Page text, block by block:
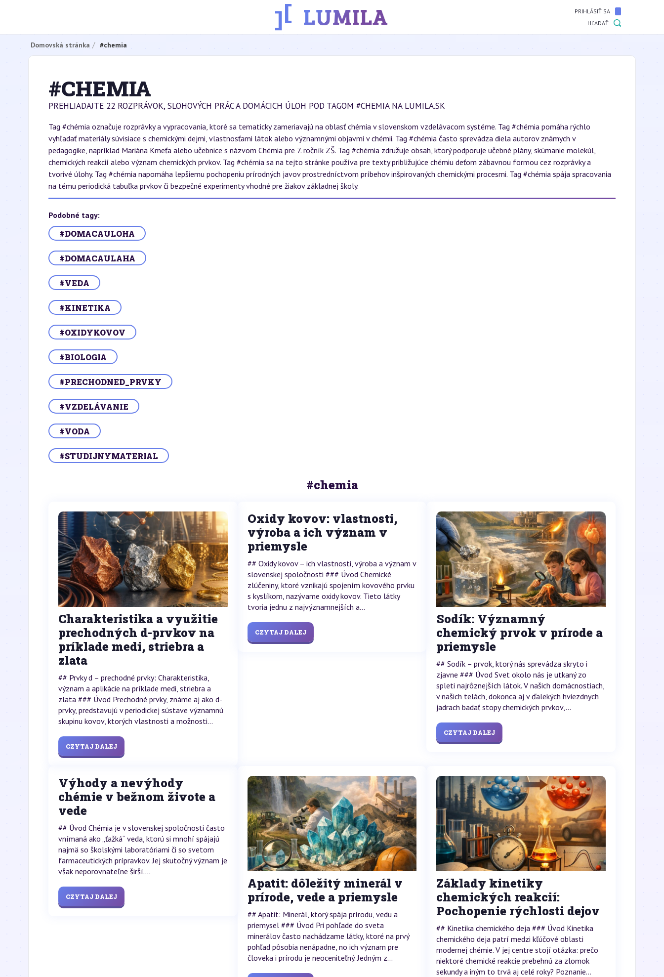
PRIHLÁSIŤ SA
HĽADAŤ
Domovská stránka #chemia
#CHEMIA
PREHLIADAJTE 22 ROZPRÁVOK, SLOHOVÝCH PRÁC A DOMÁCICH ÚLOH POD TAGOM #CHEMIA NA LUMILA.SK
Tag #chémia označuje rozprávky a vypracovania, ktoré sa tematicky zameriavajú na oblasť chémia v slovenskom vzdelávacom systéme. Tag #chémia pomáha rýchlo
vyhľadať materiály súvisiace s chemickými dejmi, vlastnosťami látok alebo významnými objavmi v chémii. Tag #chémia často sprevádza diela autorov známych v
pedagogike, napríklad Mariána Kmeťa alebo učebnice s názvom Chémia pre 7. ročník ZŠ. Tag #chémia združuje obsah, ktorý podporuje učebné plány, skúmanie molekúl,
chemických reakcií alebo význam chemických prvkov. Tag #chémia sa na tejto stránke používa pre texty približujúce chémiu deťom zábavnou formou cez rozprávky a
tvorivé úlohy. Tag #chémia napomáha lepšiemu pochopeniu prírodných javov prostredníctvom príbehov inšpirovaných chemickými procesmi. Tag #chémia spája spracovania
na tému periodická tabuľka prvkov či bezpečné experimenty vhodné pre žiakov základnej školy.
Podobné tagy:
#DOMACAULOHA
#DOMACAULAHA
#VEDA
#KINETIKA
#OXIDYKOVOV
#BIOLOGIA
#PRECHODNED_PRVKY
#VZDELÁVANIE
#VODA
#STUDIJNYMATERIAL
#chemia
Charakteristika a využitie
prechodných d-prvkov na
príklade medi, striebra a
zlata
## Prvky d – prechodné prvky: Charakteristika,
význam a aplikácie na príklade medi, striebra a
zlata ### Úvod Prechodné prvky, známe aj ako d-
prvky, predstavujú v periodickej sústave významnú
skupinu kovov, ktorých vlastnosti a možnosti...
CZYTAJ DALEJ
Oxidy kovov: vlastnosti,
výroba a ich význam v
priemysle
## Oxidy kovov – ich vlastnosti, výroba a význam v
slovenskej spoločnosti ### Úvod Chemické
zlúčeniny, ktoré vznikajú spojením kovového prvku
s kyslíkom, nazývame oxidy kovov. Tieto látky
tvoria jednu z najvýznamnejších a...
CZYTAJ DALEJ
Sodík: Významný
chemický prvok v prírode a
priemysle
## Sodík – prvok, ktorý nás sprevádza skryto i
zjavne ### Úvod Svet okolo nás je utkaný zo
spleti najrôznejších látok. V našich domácnostiach,
v našich telách, dokonca aj v ďalekých hviezdnych
jadrach badať stopy chemických prvkov,...
CZYTAJ DALEJ
Výhody a nevýhody
chémie v bežnom živote a
vede
## Úvod Chémia je v slovenskej spoločnosti často
vnímaná ako „ťažká“ veda, ktorú si mnohí spájajú
najmä so školskými laboratóriami či so svetom
farmaceutických prípravkov. Jej skutočný význam je
však neporovnateľne širší....
CZYTAJ DALEJ
Apatit: dôležitý minerál v
prírode, vede a priemysle
## Apatit: Minerál, ktorý spája prírodu, vedu a
priemysel ### Úvod Pri pohľade do sveta
minerálov často nachádzame látky, ktoré na prvý
pohľad pôsobia nenápadne, no ich význam pre
človeka i prírodu je neoceniteľný. Jedným z...
Základy kinetiky
chemických reakcií:
Pochopenie rýchlosti dejov
## Kinetika chemického deja ### Úvod Kinetika
chemického deja patrí medzi kľúčové oblasti
modernej chémie. V jej centre stojí otázka: prečo
niektoré chemické reakcie prebehnú za zlomok
sekundy a iným to trvá aj celé roky? Poznanie...